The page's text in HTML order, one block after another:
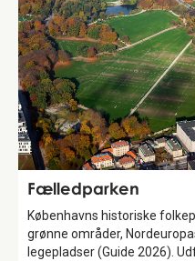
Attraction
Fælledparken
Københavns historiske
grønne områder,
legepladser (Guide 2026).